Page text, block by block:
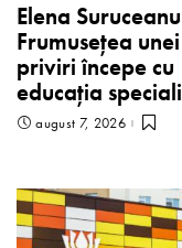
Elena
Frumusețea unei
priviri începe cu
educația
august 7, 2026